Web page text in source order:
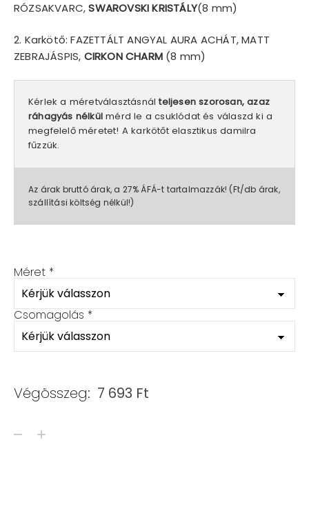
RÓZSAKVARC,SWAROVSKI KRISTÁLY(8 mm)
2. Karkötő: FAZETTÁLT ANGYAL AURA ACHÁT, MATT
ZEBRAJÁSPIS, CIRKON CHARM (8 mm)
Kérlek a méretválasztásnálteljesen szorosan, azaz
ráhagyás nélkül mérd le a csuklódat és válaszd ki a
megfelelő méretet! A karkötőt elasztikus damilra
fűzzük.
Az árak bruttó árak, a 27% ÁFÁ-t tartalmazzák! (Ft/db árak,
szállítási költség nélkül!)
Méret *
Csomagolás *
Végösszeg: 7 693 Ft